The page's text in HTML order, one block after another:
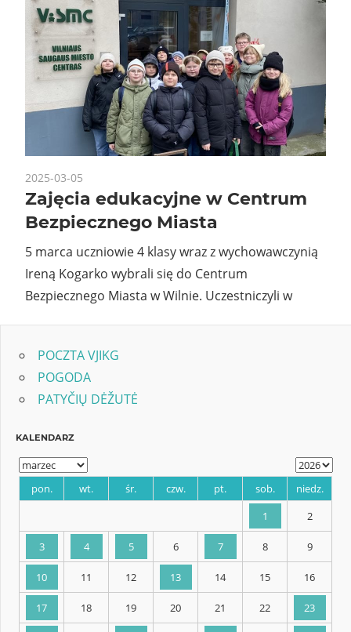
2025-03-05
Zajęcia edukacyjne w Centrum
Bezpiecznego Miasta
5 marca uczniowie 4 klasy wraz z wychowawczynią
Ireną Kogarko wybrali się do Centrum
Bezpiecznego Miasta w Wilnie. Uczestniczyli w
POCZTA VJIKG
POGODA
PATYČIŲ DĖŽUTĖ